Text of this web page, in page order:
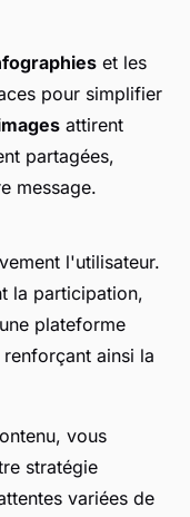
et les
pour simplifier
attirent
partagées,
message.
l'utilisateur.
la participation,
plateforme
ainsi la
vous
stratégie
variées de